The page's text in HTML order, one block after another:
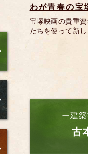
わが青春の宝
宝塚映画の貴重
たちを使って新
ー建
古